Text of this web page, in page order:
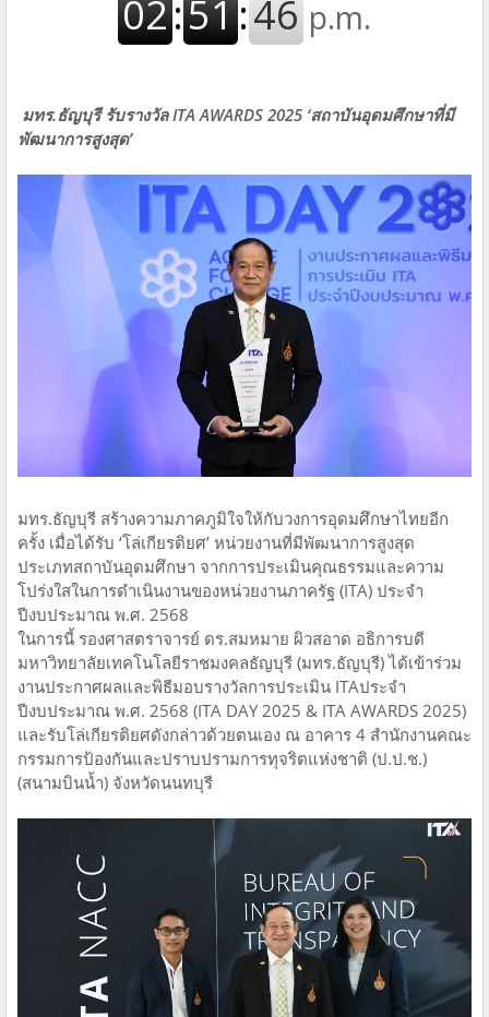
มทร.ธัญบุรี รับรางวัล ITA AWARDS 2025 ‘สถาบันอุดมศึกษาที่มี
พัฒนาการสูงสุด’
มทร.ธัญบุรี สร้างความภาคภูมิใจให้กับวงการอุดมศึกษาไทยอีก
ครั้ง เมื่อได้รับ ‘โล่เกียรติยศ’ หน่วยงานที่มีพัฒนาการสูงสุด
ประเภทสถาบันอุดมศึกษา จากการประเมินคุณธรรมและความ
โปร่งใสในการดำเนินงานของหน่วยงานภาครัฐ (ITA) ประจำ
ปีงบประมาณ พ.ศ. 2568
ในการนี้ รองศาสตราจารย์ ดร.สมหมาย ผิวสอาด อธิการบดี
มหาวิทยาลัยเทคโนโลยีราชมงคลธัญบุรี (มทร.ธัญบุรี) ได้เข้าร่วม
งานประกาศผลและพิธีมอบรางวัลการประเมิน ITAประจำ
ปีงบประมาณ พ.ศ. 2568 (ITA DAY 2025 & ITA AWARDS 2025)
และรับโล่เกียรติยศดังกล่าวด้วยตนเอง ณ อาคาร 4 สำนักงานคณะ
กรรมการป้องกันและปราบปรามการทุจริตแห่งชาติ (ป.ป.ช.)
(สนามบินน้ำ) จังหวัดนนทบุรี